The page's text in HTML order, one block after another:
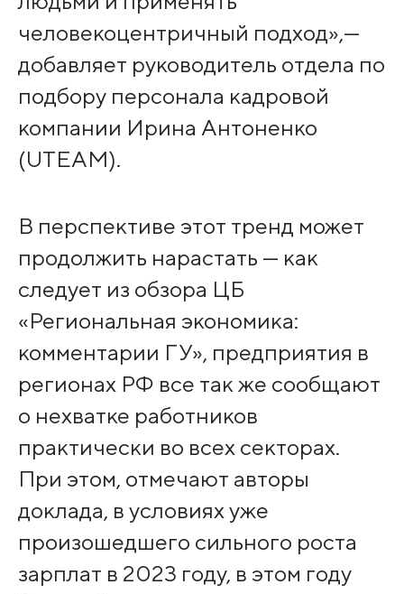
человекоцентричный подход»,—
добавляет руководитель отдела по
подбору персонала кадровой
компании Ирина Антоненко
(UTEAM).
В перспективе этот тренд может
продолжить нарастать — как
следует из обзора ЦБ
«Региональная экономика:
комментарии ГУ», предприятия в
регионах РФ все так же сообщают
о нехватке работников
практически во всех секторах.
При этом, отмечают авторы
доклада, в условиях уже
произошедшего сильного роста
зарплат в 2023 году, в этом году